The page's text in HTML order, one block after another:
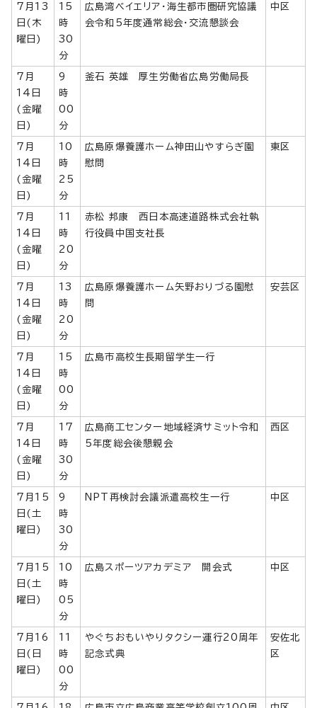
7月13
日(木
曜日)
15
時
30
分
広島湾ベイエリア・海生都市圏研究協議
会令和5年度通常総会・交流懇談会
中区
7月
14日
(金曜
日)
9
時
00
分
釜石 英雄 厚生労働省広島労働局長
7月
14日
(金曜
日)
10
時
25
分
広島原爆養護ホーム神田山やすらぎ園
慰問
東区
7月
14日
(金曜
日)
11
時
20
分
赤松 邦康 西日本高速道路株式会社執
行役員中国支社長
7月
14日
(金曜
日)
13
時
20
分
広島原爆養護ホーム矢野おりづる園慰
問
安芸区
7月
14日
(金曜
日)
15
時
00
分
広島市高校生長期留学生一行
7月
14日
(金曜
日)
17
時
30
分
広島商工センター地域経済サミット令和
5年度総会後懇親会
西区
7月15
日(土
曜日)
9
時
30
分
NPT再検討会議派遣高校生一行 中区
7月15
日(土
曜日)
10
時
05
分
広島スポーツアカデミア 開会式 中区
7月16
日(日
曜日)
11
時
00
分
やぐちおもいやりタクシー運行20周年
記念式典
安佐北
区